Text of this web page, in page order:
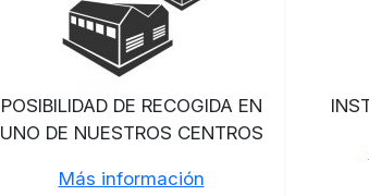
POSIBILIDAD DE RECOGIDA EN
UNO DE NUESTROS CENTROS
Más información